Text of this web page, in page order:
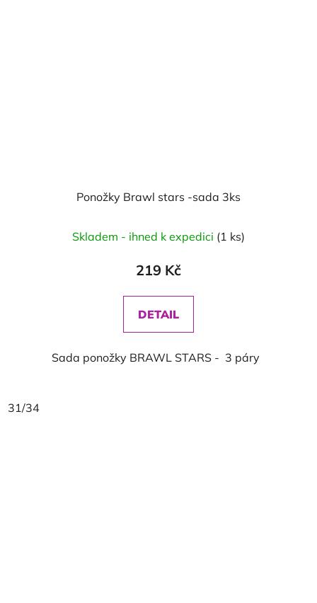
Ponožky Brawl stars -sada 3ks
Skladem - ihned k expedici (1 ks)
219 Kč
DETAIL
Sada ponožky BRAWL STARS - 3 páry
31/34